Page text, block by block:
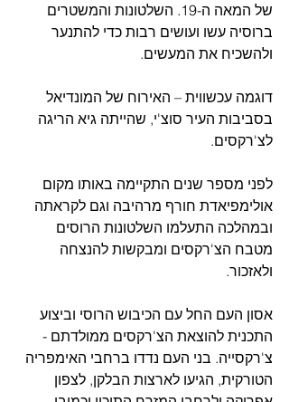
של המאה ה-19. השלטונות והמשטרים
ברוסיה עשו ועושים רבות כדי להתנער
ולהשכיח את המעשים.
דוגמה עכשווית – האירוח של המונדיאל
בסביבות העיר סוצ'י, שהייתה גיא הריגה
לצ'רקסים.
לפני מספר שנים התקיימה באותו מקום
אולימפיאדת חורף מרהיבה וגם לקראתה
ובמהלכה התעלמו השלטונות הרוסים
מטבח הצ'רקסים ומבקשות להנצחה
ולאזכור.
אסון העם החל עם הכיבוש הרוסי וביצוע
התכנית להוצאת הצ'רקסים ממולדתם -
צ'רקסייה. בני העם נדדו ברחבי האימפריה
הטורקית, הגיעו לארצות הבלקן, לצפון